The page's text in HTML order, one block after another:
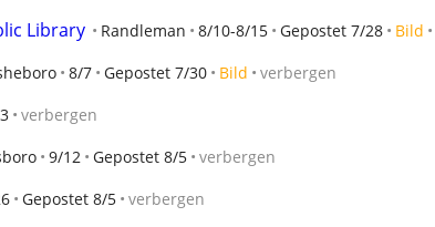
Library Randleman 8/10-8/15 Gepostet 7/28 Bild
8/7 Gepostet 7/30 Bild verbergen
verbergen
9/12 Gepostet 8/5 verbergen
Gepostet 8/5 verbergen